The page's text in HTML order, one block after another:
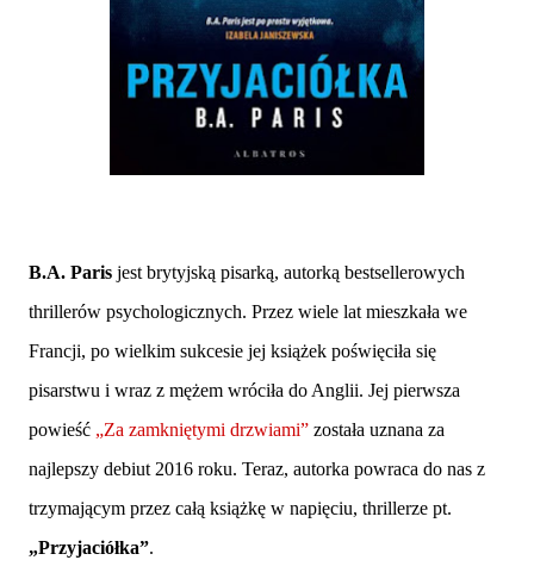
B.A. Paris jest brytyjską pisarką, autorką bestsellerowych
thrillerów psychologicznych. Przez wiele lat mieszkała we
Francji, po wielkim sukcesie jej książek poświęciła się
pisarstwu i wraz z mężem wróciła do Anglii. Jej pierwsza
powieść „Za zamkniętymi drzwiami” została uznana za
najlepszy debiut 2016 roku. Teraz, autorka powraca do nas z
trzymającym przez całą książkę w napięciu, thrillerze pt.
„Przyjaciółka”.